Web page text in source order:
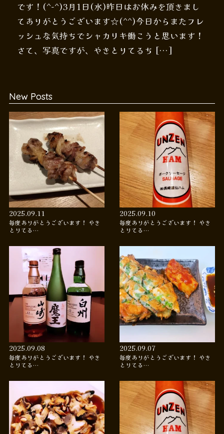
です！(^-^)3月1日(水)昨日はお休みを頂きまし
てありがとうございます☆(^^)今日からまたフレ
ッシュな気持ちでシャカリキ働こうと思います！
さて、写真ですが、やきとりてるち […]
New Posts
2025.09.11
毎度ありがとうございます！ やき
とりてる…
2025.09.10
毎度ありがとうございます！ やき
とりてる…
2025.09.08
毎度ありがとうございます！ やき
とりてる…
2025.09.07
毎度ありがとうございます！ やき
とりてる…